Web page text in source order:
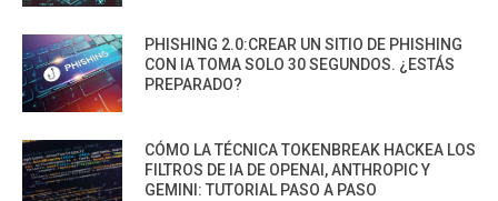
PHISHING 2.0:CREAR UN SITIO DE PHISHING
CON IA TOMA SOLO 30 SEGUNDOS. ¿ESTÁS
PREPARADO?
CÓMO LA TÉCNICA TOKENBREAK HACKEA LOS
FILTROS DE IA DE OPENAI, ANTHROPIC Y
GEMINI: TUTORIAL PASO A PASO